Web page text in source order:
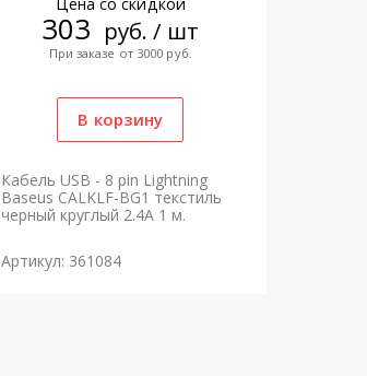
Цена со скидкой
303 руб. / шт
При заказе от 3000 руб.
Кабель USB - 8 pin Lightning
Baseus CALKLF-BG1 текстиль
черный круглый 2.4A 1 м.
Артикул: 361084